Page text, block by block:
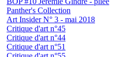
Panther's Collection
Art Insider N° 3 - mai 2018
Critique d'art n°45
Critique d'art n°44
Critique d'art n°51